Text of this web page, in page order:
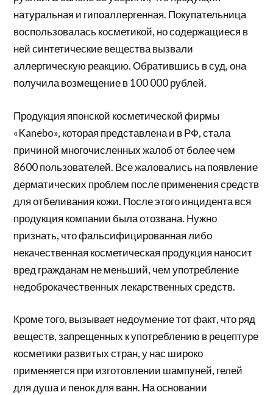
натуральная и гипоаллергенная. Покупательница
воспользовалась косметикой, но содержащиеся в
ней синтетические вещества вызвали
аллергическую реакцию. Обратившись в суд, она
получила возмещение в 100 000 рублей.
Продукция японской косметической фирмы
«Kanebo», которая представлена и в РФ, стала
причиной многочисленных жалоб от более чем
8600 пользователей. Все жаловались на появление
дерматических проблем после применения средств
для отбеливания кожи. После этого инцидента вся
продукция компании была отозвана. Нужно
признать, что фальсифицированная либо
некачественная косметическая продукция наносит
вред гражданам не меньший, чем употребление
недоброкачественных лекарственных средств.
Кроме того, вызывает недоумение тот факт, что ряд
веществ, запрещенных к употреблению в рецептуре
косметики развитых стран, у нас широко
применяется при изготовлении шампуней, гелей
для душа и пенок для ванн. На основании